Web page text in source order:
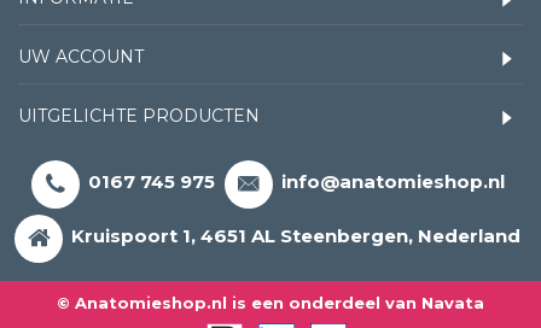
UW ACCOUNT
UITGELICHTE PRODUCTEN
0167 745 975 info@anatomieshop.nl
Kruispoort 1, 4651 AL Steenbergen, Nederland
© Anatomieshop.nl is een onderdeel van Navata